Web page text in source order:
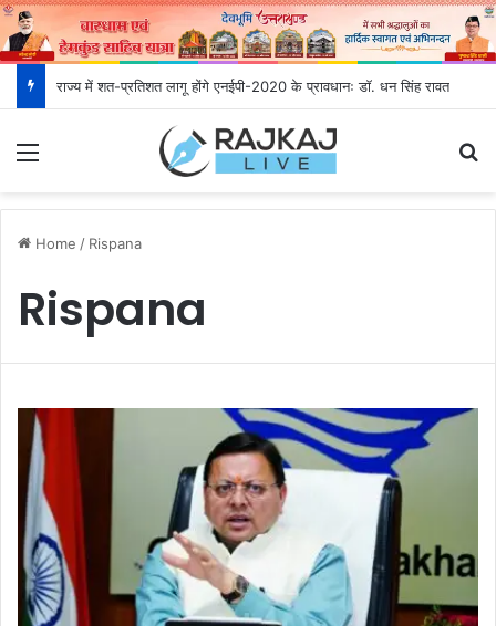
राज्य में शत-प्रतिशत लागू होंगे एनईपी-2020 के प्रावधानः डाॅ. धन सिंह रावत
Home / Rispana
Rispana